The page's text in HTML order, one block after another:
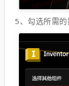
5、勾选所需